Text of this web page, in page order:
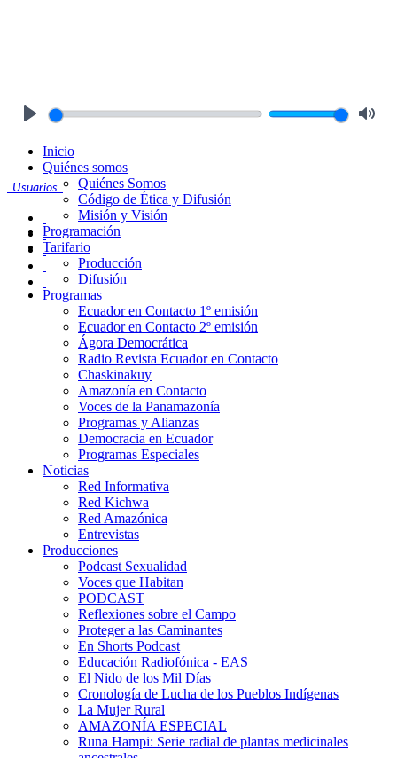
Usuarios
Inicio
Quiénes somos
Quiénes Somos
Código de Ética y Difusión
Misión y Visión
Programación
Tarifario
Producción
Difusión
Programas
Ecuador en Contacto 1º emisión
Ecuador en Contacto 2º emisión
Ágora Democrática
Radio Revista Ecuador en Contacto
Chaskinakuy
Amazonía en Contacto
Voces de la Panamazonía
Programas y Alianzas
Democracia en Ecuador
Programas Especiales
Noticias
Red Informativa
Red Kichwa
Red Amazónica
Entrevistas
Producciones
Podcast Sexualidad
Voces que Habitan
PODCAST
Reflexiones sobre el Campo
Proteger a las Caminantes
En Shorts Podcast
Educación Radiofónica - EAS
El Nido de los Mil Días
Cronología de Lucha de los Pueblos Indígenas
La Mujer Rural
AMAZONÍA ESPECIAL
Runa Hampi: Serie radial de plantas medicinales